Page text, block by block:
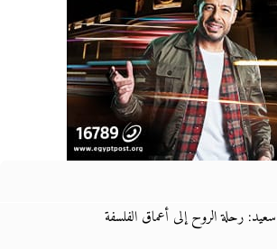
رحلة الروح إلى أعماق الفلسفة